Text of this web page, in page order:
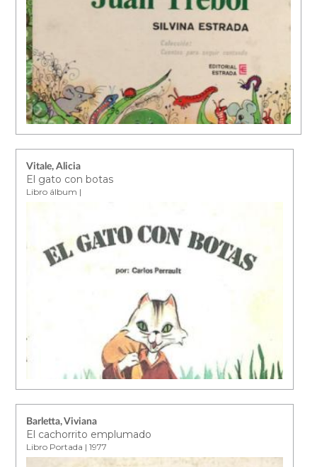
Vitale, Alicia
El gato con botas
Libro álbum |
Barletta, Viviana
El cachorrito emplumado
Libro Portada | 1977